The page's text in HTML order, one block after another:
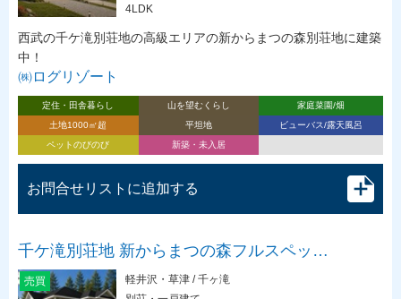
4LDK
西武の千ケ滝別荘地の高級エリアの新からまつの森別荘地に建築
中！
㈱ログリゾート
定住・田舎暮らし 山を望むくらし
家庭菜園/畑
土地1000㎡超
平坦地
ビューバス/露天風呂
ペットのびのび
新築・未入居
お問合せリストに追加する
千ケ滝別荘地 新からまつの森フルスペッ…
売買
軽井沢・草津 / 千ヶ滝